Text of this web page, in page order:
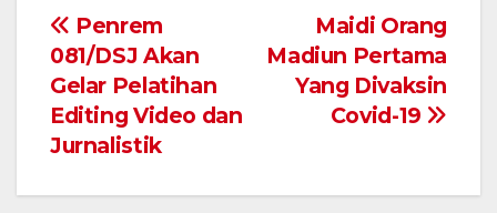
Navigasi
pos
Maidi Orang
Madiun Pertama
Yang Divaksin
Covid-19
Penrem
081/DSJ Akan
Gelar Pelatihan
Editing Video dan
Jurnalistik